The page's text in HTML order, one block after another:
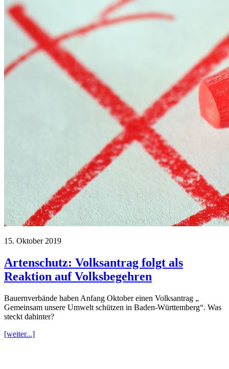
15. Oktober 2019
Artenschutz: Volksantrag folgt als
Reaktion auf Volksbegehren
Bauernverbände haben Anfang Oktober einen Volksantrag „
Gemeinsam unsere Umwelt schützen in Baden-Württemberg“. Was
steckt dahinter?
[weiter...]